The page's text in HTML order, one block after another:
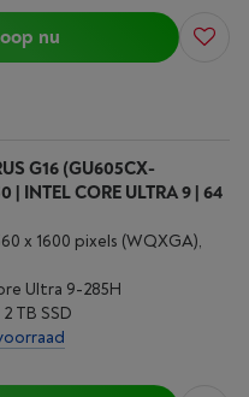
nu
G16 (GU605CX-
| INTEL CORE ULTRA 9 | 64
x 1600 pixels (WQXGA),
Ultra 9-285H
TB SSD